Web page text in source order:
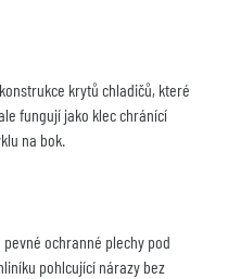
krytů chladičů, které
fungují jako klec chránící
na bok.
pevné ochranné plechy pod
pohlcující nárazy bez